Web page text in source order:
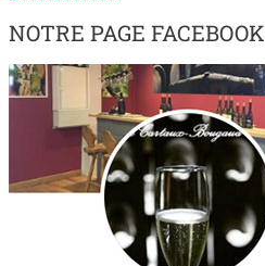
NOTRE PAGE FACEBOOK